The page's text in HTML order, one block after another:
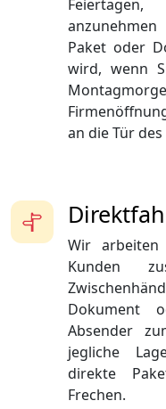
Wir
Kunden
Dokument
Absender
jegliche
direkte
Frechen.
Paket oder
wird, wenn
an die Tür